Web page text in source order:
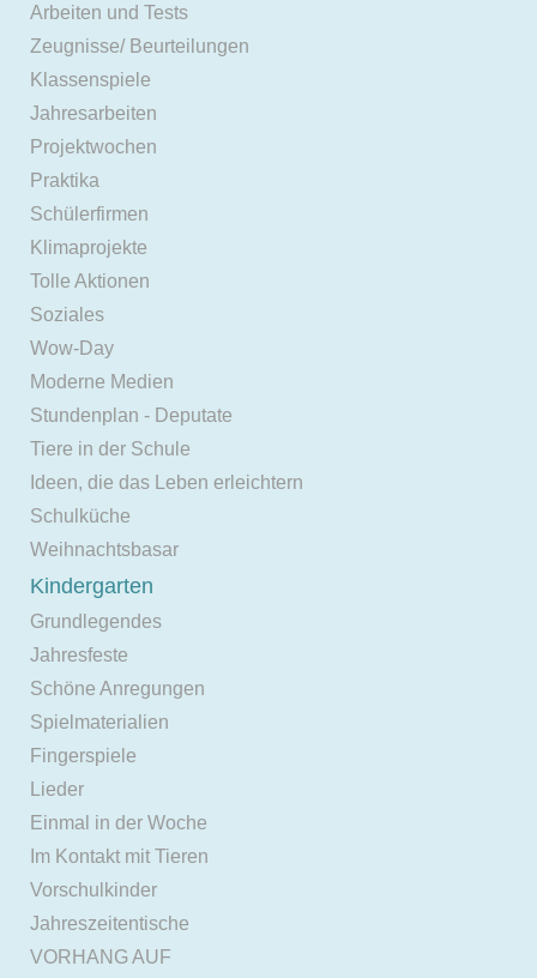
Arbeiten und Tests
Zeugnisse/ Beurteilungen
Klassenspiele
Jahresarbeiten
Projektwochen
Praktika
Schülerfirmen
Klimaprojekte
Tolle Aktionen
Soziales
Wow-Day
Moderne Medien
Stundenplan - Deputate
Tiere in der Schule
Ideen, die das Leben erleichtern
Schulküche
Weihnachtsbasar
Kindergarten
Grundlegendes
Jahresfeste
Schöne Anregungen
Spielmaterialien
Fingerspiele
Lieder
Einmal in der Woche
Im Kontakt mit Tieren
Vorschulkinder
Jahreszeitentische
VORHANG AUF